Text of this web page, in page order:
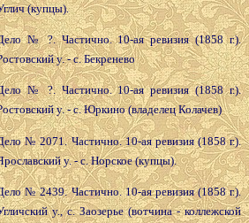
(купцы).
№ ?. Частично. 10-ая ревизия (1858 г.).
у. - с. Бекренево
№ ?. Частично. 10-ая ревизия (1858 г.).
у. - с. Юркино (владелец Колачев)
№ 2071. Частично. 10-ая ревизия (1858 г.).
у. - с. Норское (купцы).
№ 2439. Частично. 10-ая ревизия (1858 г.).
у., с. Заозерье (вотчина - коллежской